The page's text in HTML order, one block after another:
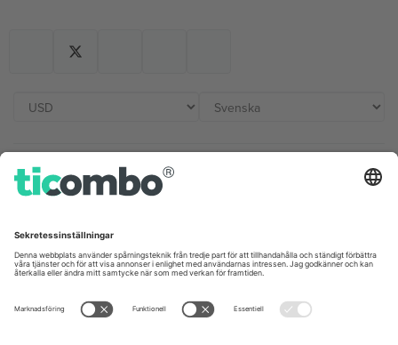
Kontor och support
Unter den Linden 24, 10117
Berlin, Germany
London, EC1V 1AW, United
Kingdom
United States
Switzerland